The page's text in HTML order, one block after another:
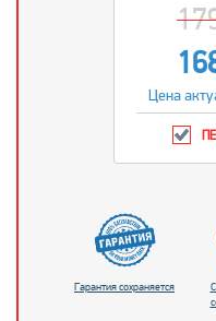
Цена
Гарантия сохраняется